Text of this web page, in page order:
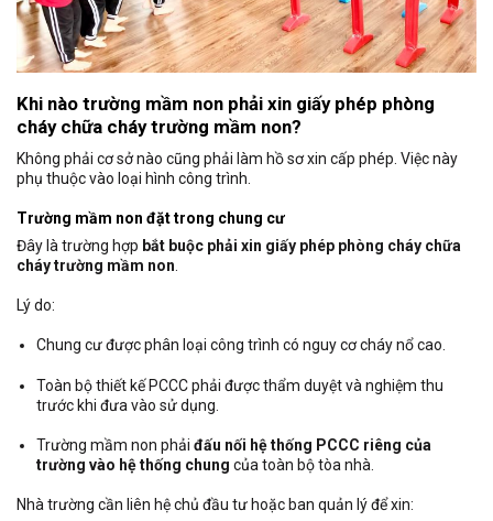
Khi nào trường mầm non phải xin giấy phép phòng
cháy chữa cháy trường mầm non?
Không phải cơ sở nào cũng phải làm hồ sơ xin cấp phép. Việc này
phụ thuộc vào loại hình công trình.
Trường mầm non đặt trong chung cư
Đây là trường hợp bắt buộc phải xin giấy phép phòng cháy chữa
cháy trường mầm non
Lý do:
Chung cư được phân loại công trình có nguy cơ cháy nổ cao.
Toàn bộ thiết kế PCCC phải được thẩm duyệt và nghiệm thu
trước khi đưa vào sử dụng.
Trường mầm non phảiđấu nối hệ thống PCCC riêng của
trường vào hệ thống chung của toàn bộ tòa nhà.
Nhà trường cần liên hệ chủ đầu tư hoặc ban quản lý để xin: